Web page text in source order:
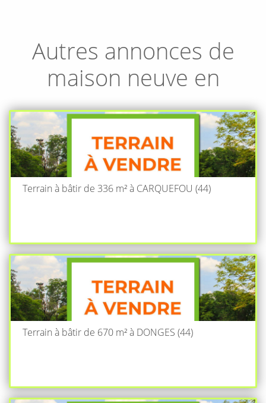
Autres annonces de
maison neuve en
Terrain à bâtir de 336 m² à CARQUEFOU (44)
Terrain à bâtir de 670 m² à DONGES (44)